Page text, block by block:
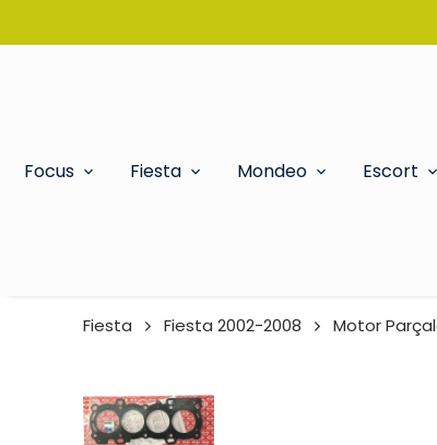
Focus Fiesta Mondeo Escort
Fiesta Fiesta 2002-2008 Motor